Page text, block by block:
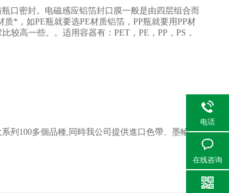
口密封。电磁感应铝箔封口膜一般是由四层组合而
*，如PE瓶就要选PE材质铝箔，PP瓶就要用PP材
高一些。。适用容器有：PET，PE，PP，PS，
列100多個品種,同時我公司提供進口色帶、墨輪、
电话
在线咨询